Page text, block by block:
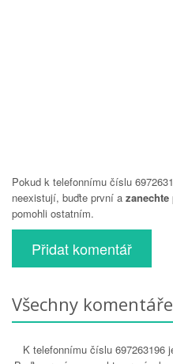
Pokud k telefonnímu číslu
neexistují, buďte první a
pomohli ostatním.
Přidat komentář
Všechny
K telefonnímu číslu 697263196